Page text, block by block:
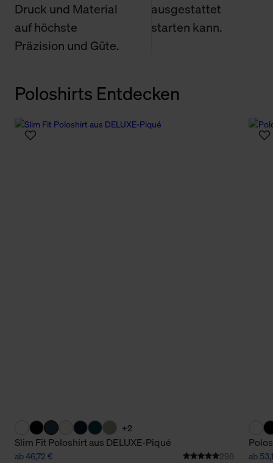
Druck und Material
auf höchste
Präzision und Güte.
ausgestattet
starten kann.
Poloshirts Entdecken
+2
Slim Fit Poloshirt aus DELUXE-Piqué
ab 46,72 € 298 ab